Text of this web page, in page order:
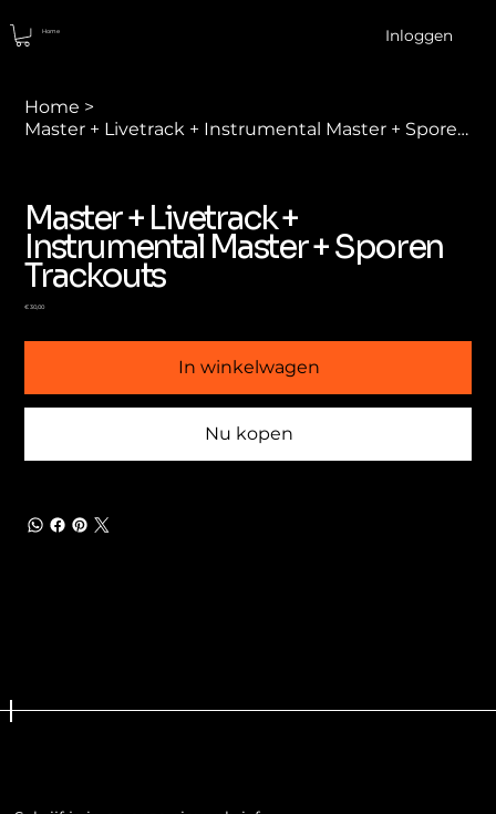
Home Inloggen
Home >
Master + Livetrack + Instrumental Master + Sporen Trackouts
Master + Livetrack +
Instrumental Master + Sporen
Trackouts
Prijs
€ 30,00
In winkelwagen
Nu kopen